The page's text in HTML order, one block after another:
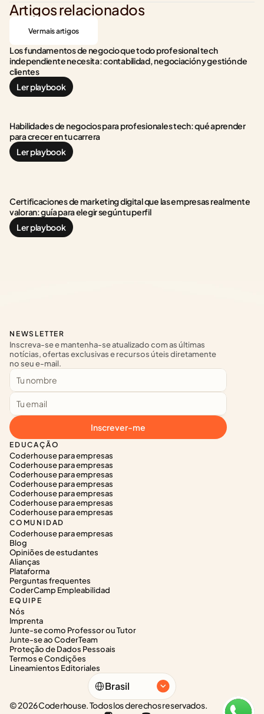
Artigos relacionados
Ver mais artigos
Los fundamentos de negocio que todo profesional tech
independiente necesita: contabilidad, negociación y gestión de
clientes
Ler playbook
Habilidades de negocios para profesionales tech: qué aprender
para crecer en tu carrera
Ler playbook
Certificaciones de marketing digital que las empresas realmente
valoran: guía para elegir según tu perfil
Ler playbook
EDUCAÇÃO
Coderhouse para empresas
Coderhouse para empresas
Coderhouse para empresas
Coderhouse para empresas
Coderhouse para empresas
Coderhouse para empresas
Coderhouse para empresas
COMUNIDAD
Coderhouse para empresas
Blog
Opiniões de estudantes
Alianças
Plataforma
Perguntas frequentes
CoderCamp Empleabilidad
EQUIPE
Nós
Imprenta
Junte-se como Professor ou Tutor
Junte-se ao CoderTeam
Proteção de Dados Pessoais
Termos e Condições
Lineamientos Editoriales
NEWSLETTER
Inscreva-se e mantenha-se atualizado com as últimas
notícias, ofertas exclusivas e recursos úteis diretamente
no seu e-mail.
Inscrever-me
Select Language
Brasil
© 2026 Coderhouse. Todos los derechos reservados.